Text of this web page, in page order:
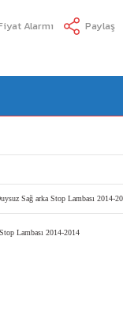
Alarmı Paylaş
Sağ arka Stop Lambası 2014-
Lambası 2014-2014